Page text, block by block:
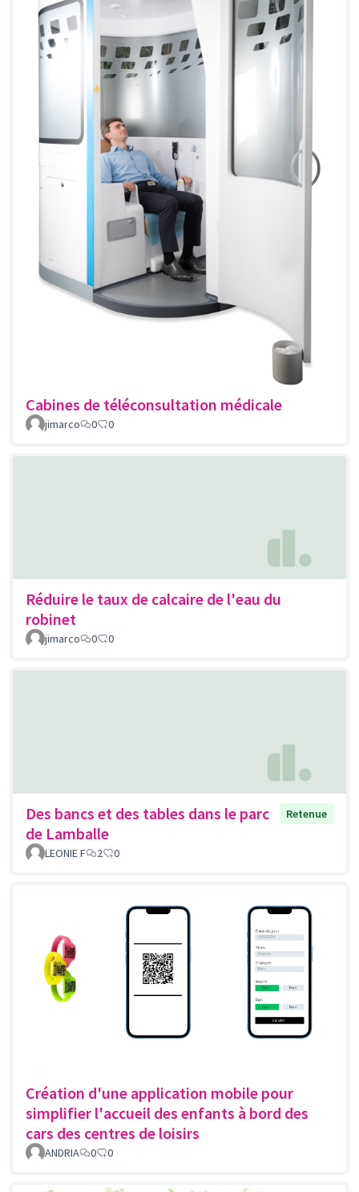
Cabines de téléconsultation médicale
jimarco 0 0
Réduire le taux de calcaire de l'eau du
robinet
jimarco 0 0
Des bancs et des tables dans le parc
de Lamballe
Retenue
LEONIE F 2 0
Création d'une application mobile pour
simplifier l'accueil des enfants à bord des
cars des centres de loisirs
ANDRIA 0 0